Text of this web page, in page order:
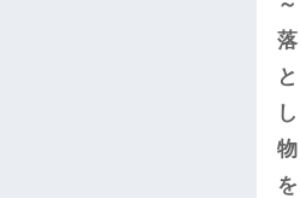
落
と
し
物
を